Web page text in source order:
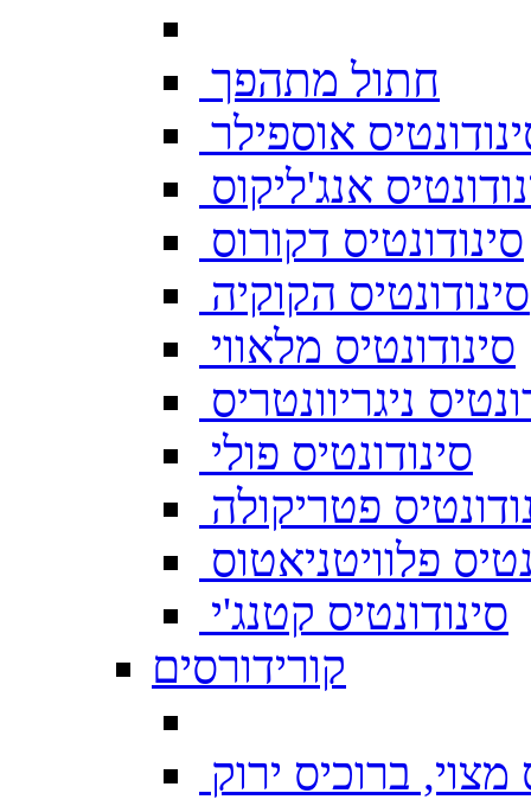
חתול מתהפך
אוספילר
אנג'ליקוס
סינודונטיס דקורוס
סינודונטיס הקוקיה
סינודונטיס מלאווי
ניגריוונטריס
סינודונטיס פולי
פטריקולה
פלוויטניאטוס
סינודונטיס קטנג'י
קורידורסים
מצוי, ברוכיס ירוק